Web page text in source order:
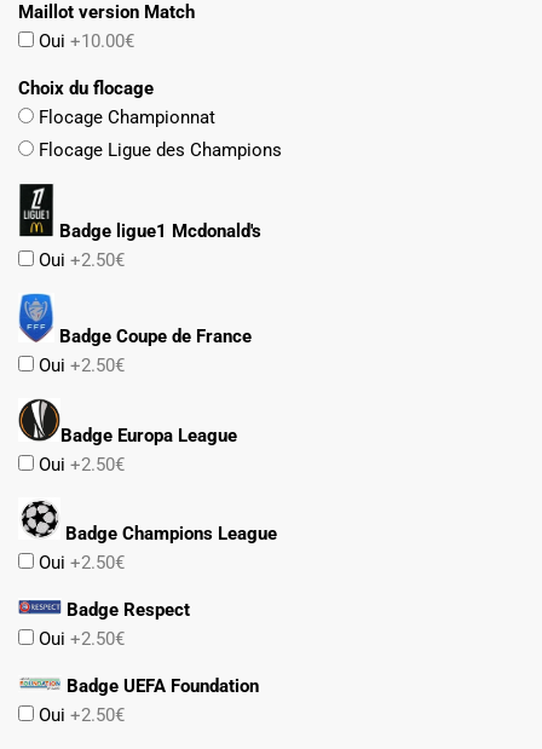
Maillot version Match
Oui +10.00€
Choix du flocage
Flocage Championnat
Flocage Ligue des Champions
Badge ligue1 Mcdonald's
Oui +2.50€
Badge Coupe de France
Oui +2.50€
Badge Europa League
Oui +2.50€
Badge Champions League
Oui +2.50€
Badge Respect
Oui +2.50€
Badge UEFA Foundation
Oui +2.50€